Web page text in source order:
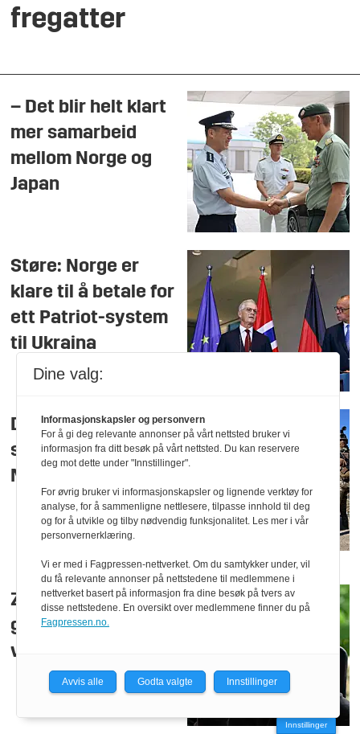
fregatter
– Det blir helt klart
mer samarbeid
mellom Norge og
Japan
Støre: Norge er
klare til å betale for
ett Patriot-system
til Ukraina
Danmark inngår
samarbeid med
Moldova
Zelenskyj: USA har
gjenopptatt
våpenleveransene
Innstillinger
Dine valg:
Informasjonskapsler og personvern
For å gi deg relevante annonser på vårt nettsted bruker vi
informasjon fra ditt besøk på vårt nettsted. Du kan reservere
deg mot dette under "Innstillinger".
For øvrig bruker vi informasjonskapsler og lignende verktøy for
analyse, for å sammenligne nettlesere, tilpasse innhold til deg
og for å utvikle og tilby nødvendig funksjonalitet. Les mer i vår
personvernerklæring.
Vi er med i Fagpressen-nettverket. Om du samtykker under, vil
du få relevante annonser på nettstedene til medlemmene i
nettverket basert på informasjon fra dine besøk på tvers av
disse nettstedene. En oversikt over medlemmene finner du på
Fagpressen.no.
Avvis alle Godta valgte Innstillinger